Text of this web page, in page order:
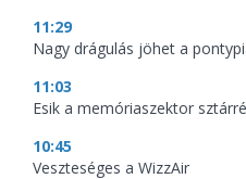
11:29
Nagy drágulás jöhet a
11:03
Esik a memóriaszektor
10:45
Veszteséges a WizzAir